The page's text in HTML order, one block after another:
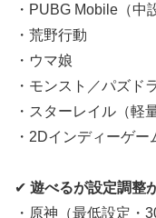
・PUBG Mobile（中
・荒野行動
・ウマ娘
・モンスト／パズド
・スターレイル（軽
・2Dインディーゲー
✔ 遊べるが設定調整
・原神（最低設定・